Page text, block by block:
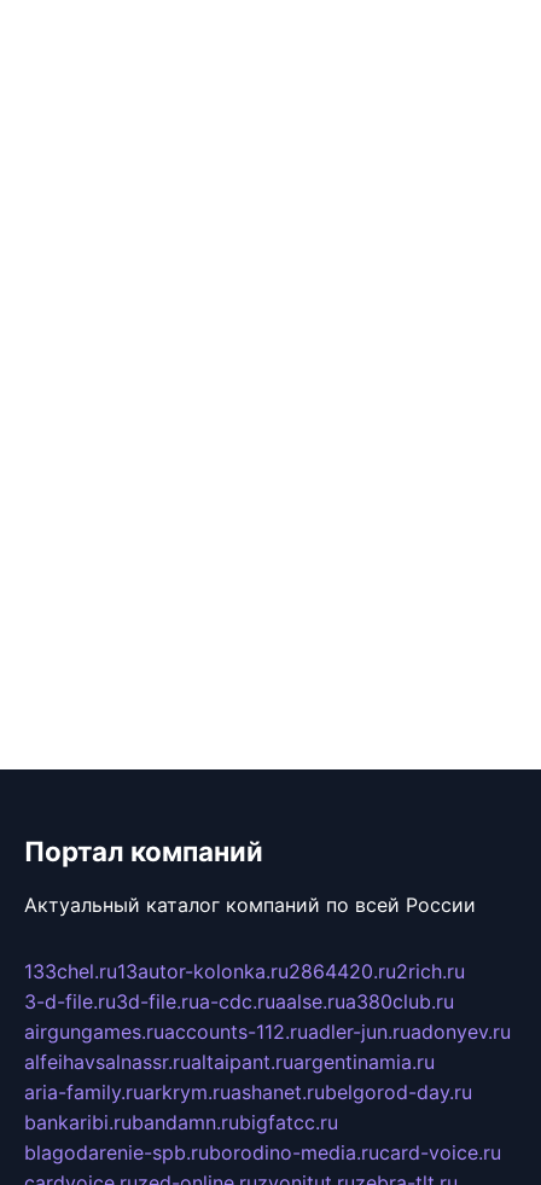
Портал компаний
Актуальный каталог компаний по всей России
133chel.ru13autor-kolonka.ru2864420.ru2rich.ru
3-d-file.ru3d-file.rua-cdc.ruaalse.rua380club.ru
airgungames.ruaccounts-112.ruadler-jun.ruadonyev.ru
alfeihavsalnassr.rualtaipant.ruargentinamia.ru
aria-family.ruarkrym.ruashanet.rubelgorod-day.ru
bankaribi.rubandamn.rubigfatcc.ru
blagodarenie-spb.ruborodino-media.rucard-voice.ru